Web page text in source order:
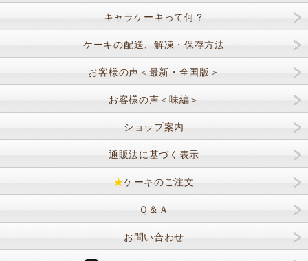
キャラケーキって何？
ケーキの配送、解凍・保存方法
お客様の声＜最新・全国版＞
お客様の声＜味編＞
ショップ案内
通販法に基づく表示
★ケーキのご注文
Ｑ＆Ａ
お問い合わせ